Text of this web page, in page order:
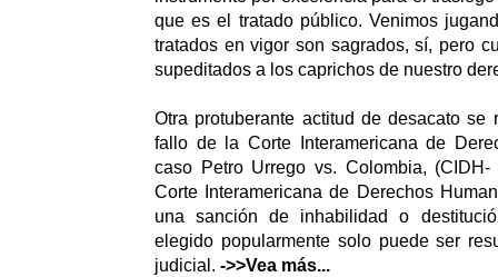
que es el tratado público. Venimos
tratados en vigor son sagrados, sí, pero
supeditados a los caprichos de nuestro
Otra protuberante actitud de desacato
fallo de la Corte Interamericana de
caso Petro Urrego vs. Colombia,
Corte Interamericana de Derechos
una sanción de inhabilidad o
elegido popularmente solo puede ser
judicial. ->>Vea más...